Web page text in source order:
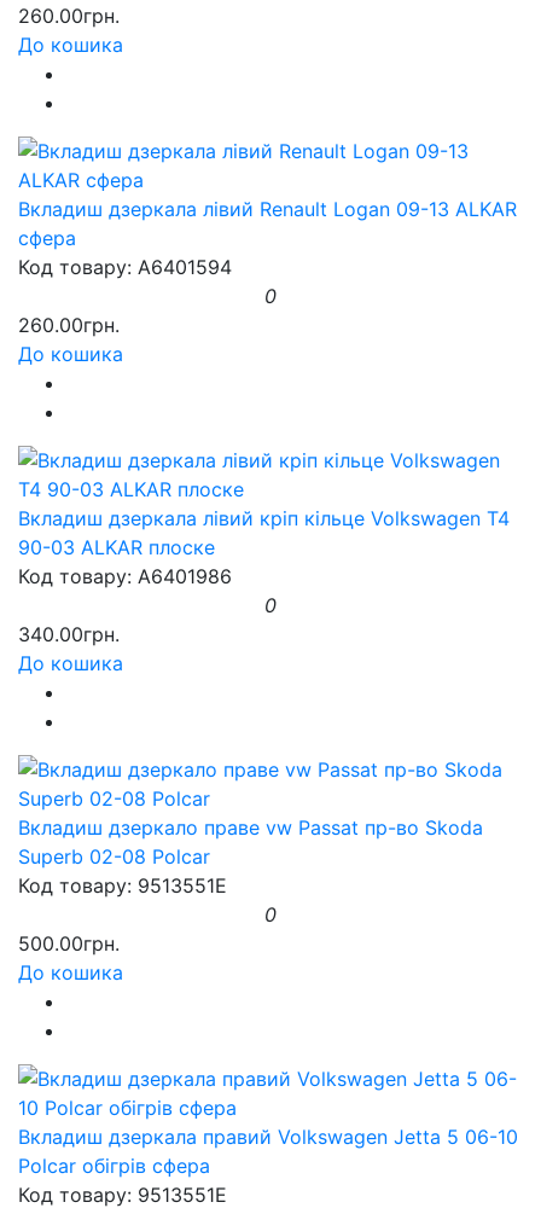
260.00грн.
До кошика
Вкладиш дзеркала лівий Renault Logan 09-13 ALKAR
сфера
Код товару: A6401594
0
260.00грн.
До кошика
Вкладиш дзеркала лівий кріп кільце Volkswagen T4
90-03 ALKAR плоске
Код товару: A6401986
0
340.00грн.
До кошика
Вкладиш дзеркало праве vw Passat пр-во Skoda
Superb 02-08 Polcar
Код товару: 9513551E
0
500.00грн.
До кошика
Вкладиш дзеркала правий Volkswagen Jetta 5 06-10
Polcar обігрів сфера
Код товару: 9513551E